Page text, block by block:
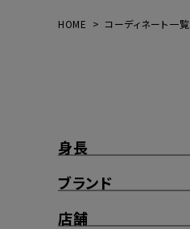
HOME コーディネート一覧
身長
ブランド
店舗